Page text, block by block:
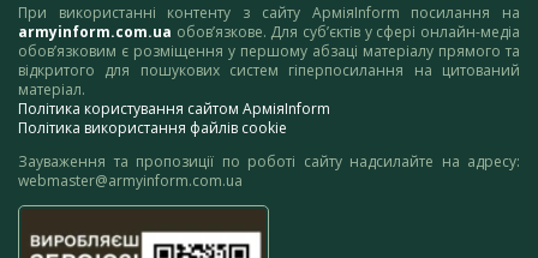
При використанні контенту з сайту АрміяInform посилання на
armyinform.com.ua обов’язкове. Для суб’єктів у сфері онлайн-медіа
обов’язковим є розміщення у першому абзаці матеріалу прямого та
відкритого для пошукових систем гіперпосилання на цитований
матеріал.
Політика користування сайтом АрміяInform
Політика використання файлів cookie
Зауваження та пропозиції по роботі сайту надсилайте на адресу:
webmaster@armyinform.com.ua